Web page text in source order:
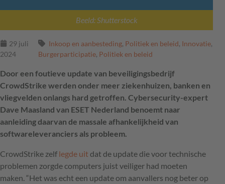
Beeld: Shutterstock
29 juli
2024
Inkoop en aanbesteding, Politiek en beleid, Innovatie,
Burgerparticipatie, Politiek en beleid
Door een foutieve update van beveiligingsbedrijf
CrowdStrike werden onder meer ziekenhuizen, banken en
vliegvelden onlangs hard getroffen. Cybersecurity-expert
Dave Maasland van ESET Nederland benoemt naar
aanleiding daarvan de massale afhankelijkheid van
softwareleveranciers als probleem.
CrowdStrike zelf legde uit dat de update die voor technische
problemen zorgde computers juist veiliger had moeten
maken. “Het was echt een update om aanvallers nog beter op